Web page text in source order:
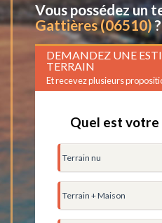
Vous possédez un
Gattières (06510)?
DEMANDEZ UNE
TERRAIN
Et recevez plusieurs
Quel est votre
Terrain nu
Terrain + Maison